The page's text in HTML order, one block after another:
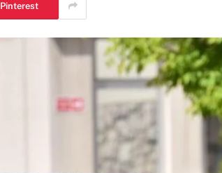
Pinterest